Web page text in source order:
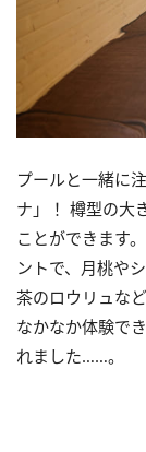
プールと一緒に
ナ」！ 樽型の大
ことができます
ントで、月桃や
茶のロウリュな
なかなか体験で
れました……。